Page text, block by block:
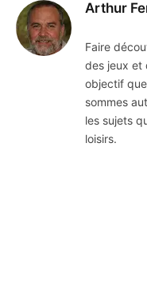
Arthur
Faire
des jeux et
objectif
sommes
les sujets
loisirs.